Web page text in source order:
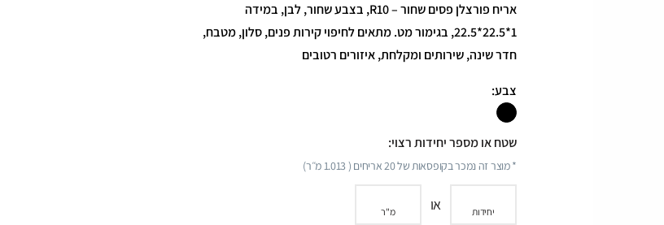
אריח פורצלן פסים שחור – R10, בצבע שחור, לבן, במידה
1*22.5*22.5, בגימור מט. מתאים לחיפוי קירות פנים, סלון, מטבח,
חדר שינה, שירותים ומקלחת, איזורים רטובים
צבע:
שטח או מספר יחידות רצוי:
* מוצר זה נמכר בקופסאות של20אריחים ( 1.013מ״ר)
יחידות או מ"ר